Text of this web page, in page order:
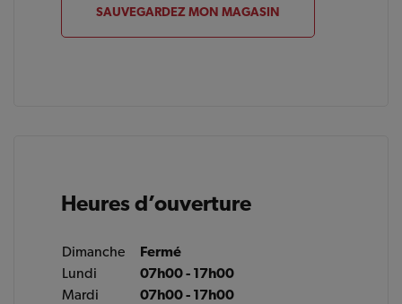
SAUVEGARDEZ MON MAGASIN
Heures d’ouverture
Dimanche
Fermé
Lundi
07h00 - 17h00
Mardi
07h00 - 17h00